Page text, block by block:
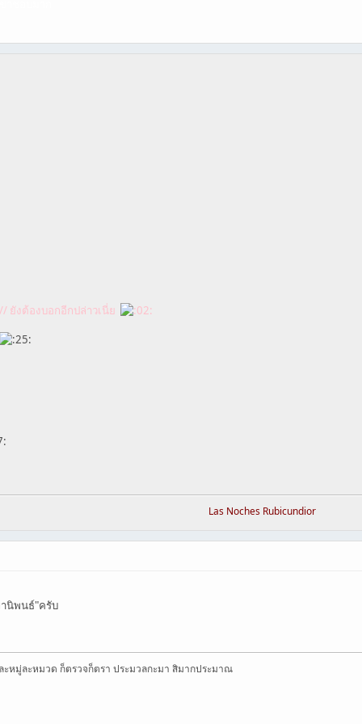
// ยังต้องบอกอีกปล่าวเนี่ย
Las Noches Rubicundior
นิพนธ์"ครับ
หมู่ละหมวด ก็ตรวจก็ตรา ประมวลกะมา สิมากประมาณ